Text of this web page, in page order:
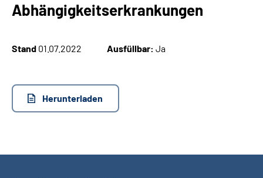
Language
Leichte Sprache
Abhängigkeitserkrankungen
Stand 01.07.2022 Ausfüllbar: Ja
Herunterladen